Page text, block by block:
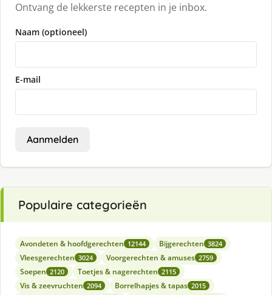
Ontvang de lekkerste recepten in je inbox.
Naam (optioneel)
E-mail
Aanmelden
Populaire categorieën
Avondeten & hoofdgerechten 12144 Bijgerechten 3824
Vleesgerechten 3024 Voorgerechten & amuses 2759
Soepen 2120 Toetjes & nagerechten 2115
Vis & zeevruchten 2094 Borrelhapjes & tapas 2015